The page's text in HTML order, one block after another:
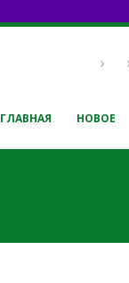
ГЛАВНАЯ НОВОЕ